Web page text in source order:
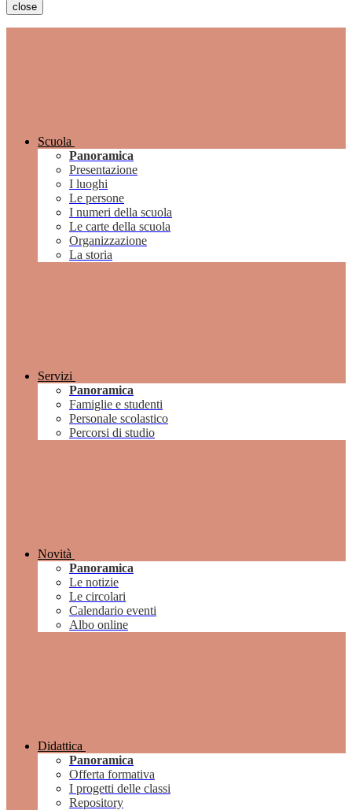
close
Scuola
Panoramica
Presentazione
I luoghi
Le persone
I numeri della scuola
Le carte della scuola
Organizzazione
La storia
Servizi
Panoramica
Famiglie e studenti
Personale scolastico
Percorsi di studio
Novità
Panoramica
Le notizie
Le circolari
Calendario eventi
Albo online
Didattica
Panoramica
Offerta formativa
I progetti delle classi
Repository